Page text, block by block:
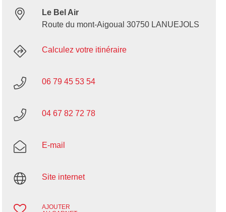
Le Bel Air
Route du mont-Aigoual 30750 LANUEJOLS
Calculez votre itinéraire
06 79 45 53 54
04 67 82 72 78
E-mail
Site internet
AJOUTER